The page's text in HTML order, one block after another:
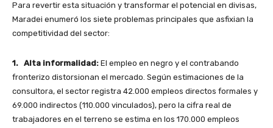
Para revertir esta situación y transformar el potencial en divisas,
Maradei enumeró los siete problemas principales que asfixian la
competitividad del sector:
1. Alta informalidad: El empleo en negro y el contrabando
fronterizo distorsionan el mercado. Según estimaciones de la
consultora, el sector registra 42.000 empleos directos formales y
69.000 indirectos (110.000 vinculados), pero la cifra real de
trabajadores en el terreno se estima en los 170.000 empleos